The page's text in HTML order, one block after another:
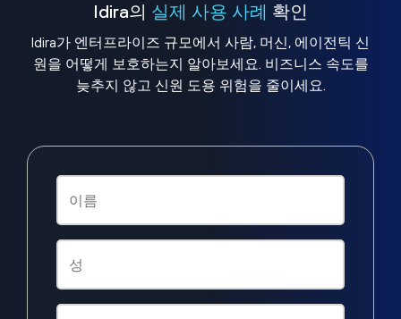
Idira의 실제 사용 사례 확인
Idira가 엔터프라이즈 규모에서 사람, 머신, 에이전틱 신
원을 어떻게 보호하는지 알아보세요. 비즈니스 속도를
늦추지 않고 신원 도용 위험을 줄이세요.